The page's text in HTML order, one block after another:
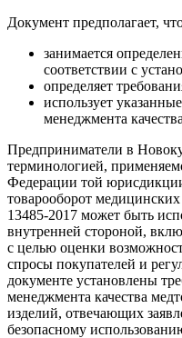
Документ предполагает,
занимается
соответствии с
определяет
использует
менеджмента
Предприниматели в
терминологией,
Федерации той
товарооборот
13485-2017 может быть
внутренней стороной,
с целью оценки
спросы покупателей и
документе установлены
менеджмента качества
изделий, отвечающих
безопасному